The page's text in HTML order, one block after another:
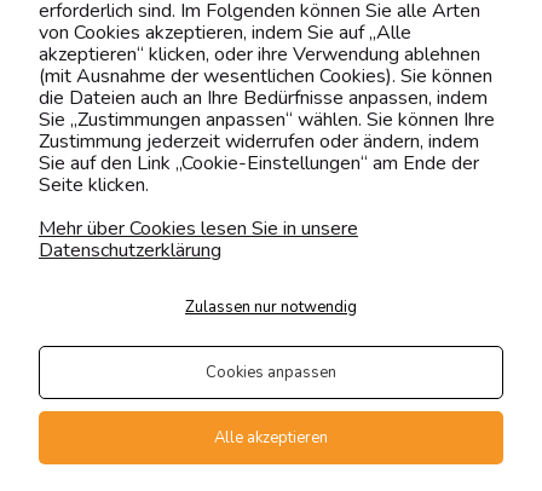
Kontaktiere uns!
0151 12200811
shop@yourhouse24.eu
Mo. - Fr. 07:00-15:00
4.6
Transportarten
Der Versand erfolgt per
private Spedition
Geprüfte Präsenz
erforderlich sind. Im Folgenden können Sie alle Arten
von Cookies akzeptieren, indem Sie auf „Alle
akzeptieren“ klicken, oder ihre Verwendung ablehnen
(mit Ausnahme der wesentlichen Cookies). Sie können
die Dateien auch an Ihre Bedürfnisse anpassen, indem
Sie „Zustimmungen anpassen“ wählen. Sie können Ihre
Zustimmung jederzeit widerrufen oder ändern, indem
Sie auf den Link „Cookie-Einstellungen“ am Ende der
Seite klicken.
Mehr über Cookies lesen Sie in unsere
Datenschutzerklärung
Zulassen nur notwendig
Cookies anpassen
Alle akzeptieren